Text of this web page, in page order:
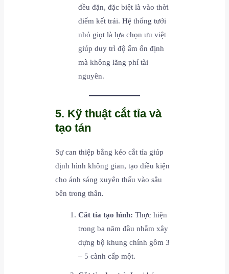
đều đặn, đặc biệt là vào thời
điểm kết trái. Hệ thống tưới
nhỏ giọt là lựa chọn ưu việt
giúp duy trì độ ẩm ổn định
mà không lãng phí tài
nguyên.
5. Kỹ thuật cắt tỉa và
tạo tán
Sự can thiệp bằng kéo cắt tỉa giúp
định hình không gian, tạo điều kiện
cho ánh sáng xuyên thấu vào sâu
bên trong thân.
Cắt tỉa tạo hình: Thực hiện
trong ba năm đầu nhằm xây
dựng bộ khung chính gồm 3
– 5 cành cấp một.